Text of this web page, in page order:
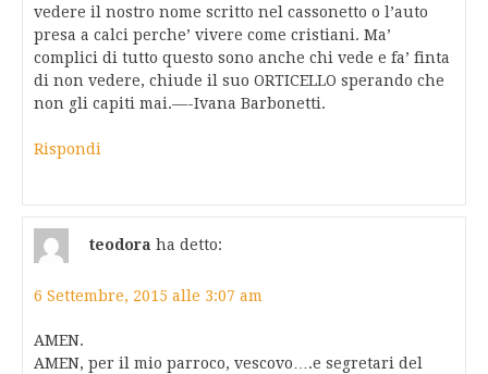
vedere il nostro nome scritto nel cassonetto o l’auto
presa a calci perche’ vivere come cristiani. Ma’
complici di tutto questo sono anche chi vede e fa’ finta
di non vedere, chiude il suo ORTICELLO sperando che
non gli capiti mai.—-Ivana Barbonetti.
Rispondi
teodora ha detto:
6 Settembre, 2015 alle 3:07 am
AMEN.
AMEN, per il mio parroco, vescovo….e segretari del